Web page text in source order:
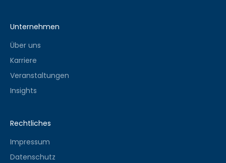
Unternehmen
Über uns
Karriere
Veranstaltungen
Insights
Rechtliches
Impressum
Datenschutz